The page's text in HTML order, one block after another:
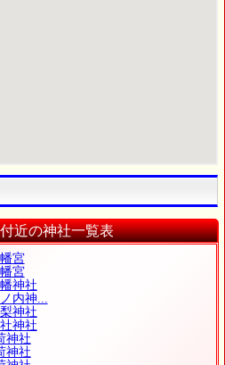
近の神社一覧表
宮
宮
神社
内神...
神社
神社
神社
神社